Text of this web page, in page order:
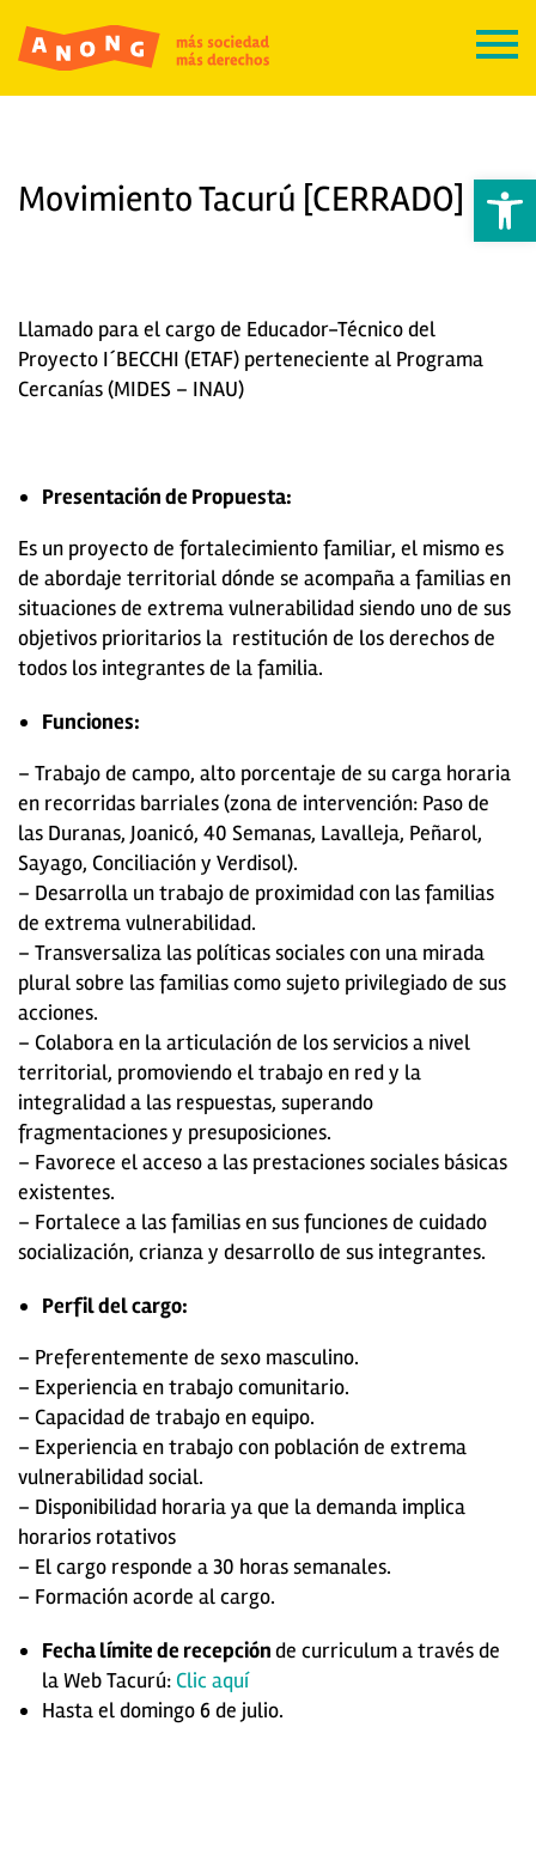
Abrir
Movimiento Tacurú [CERRADO]
Llamado para el cargo de Educador-Técnico del
Proyecto I´BECCHI (ETAF) perteneciente al Programa
Cercanías (MIDES – INAU)
Presentación de Propuesta:
Es un proyecto de fortalecimiento familiar, el mismo es
de abordaje territorial dónde se acompaña a familias en
situaciones de extrema vulnerabilidad siendo uno de sus
objetivos prioritarios la restitución de los derechos de
todos los integrantes de la familia.
Funciones:
– Trabajo de campo, alto porcentaje de su carga horaria
en recorridas barriales (zona de intervención: Paso de
las Duranas, Joanicó, 40 Semanas, Lavalleja, Peñarol,
Sayago, Conciliación y Verdisol).
– Desarrolla un trabajo de proximidad con las familias
de extrema vulnerabilidad.
– Transversaliza las políticas sociales con una mirada
plural sobre las familias como sujeto privilegiado de sus
acciones.
– Colabora en la articulación de los servicios a nivel
territorial, promoviendo el trabajo en red y la
integralidad a las respuestas, superando
fragmentaciones y presuposiciones.
– Favorece el acceso a las prestaciones sociales básicas
existentes.
– Fortalece a las familias en sus funciones de cuidado
socialización, crianza y desarrollo de sus integrantes.
Perfil del cargo:
– Preferentemente de sexo masculino.
– Experiencia en trabajo comunitario.
– Capacidad de trabajo en equipo.
– Experiencia en trabajo con población de extrema
vulnerabilidad social.
– Disponibilidad horaria ya que la demanda implica
horarios rotativos
– El cargo responde a 30 horas semanales.
– Formación acorde al cargo.
Fecha límite de recepciónde curriculum a través de
la Web Tacurú: Clic aquí
Hasta el domingo 6 de julio.